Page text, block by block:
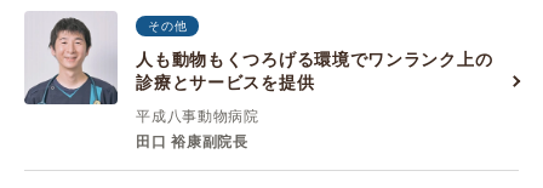
その他
人も動物もくつろげる環境でワンランク上の
診療とサービスを提供
平成八事動物病院
田口 裕康副院長